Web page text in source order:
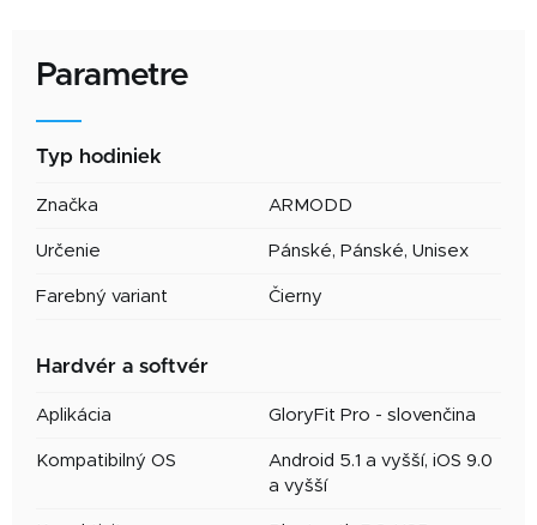
Parametre
Typ hodiniek
Značka ARMODD
Určenie Pánské, Pánské, Unisex
Farebný variant Čierny
Hardvér a softvér
Aplikácia GloryFit Pro - slovenčina
Kompatibilný OS
Android 5.1 a vyšší, iOS 9.0
a vyšší